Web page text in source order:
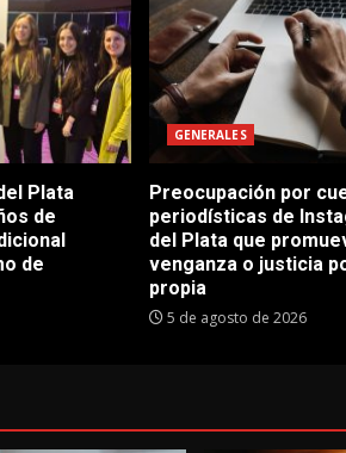
Plata
de
de
GENERALES
Preocupación por
periodísticas de
del Plata que
venganza o justicia
propia
5 de agosto de 2026